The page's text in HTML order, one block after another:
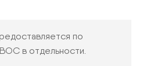
по
в отдельности.